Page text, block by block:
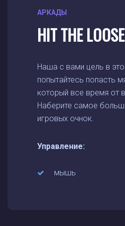
АРКАДЫ
HIT THE
Наша с вами цель в
попытайтесь попасть
который все время от
Наберите самое
игровых очнок.
Управление:
мышь